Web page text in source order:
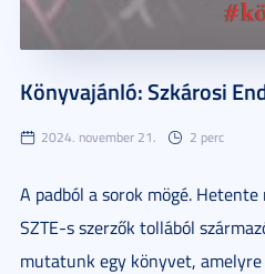
Könyvajánló: Szkárosi
2024. november 21. 2 perc
A padból a sorok mögé.
SZTE-s szerzők tollából
mutatunk egy könyvet,